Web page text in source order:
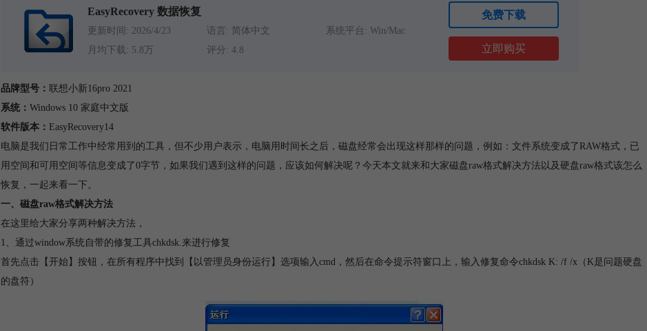
EasyRecovery 数据恢复
更新时间: 2026/4/23 语言: 简体中文
系统平台: Win/Mac
月均下载: 5.8万
评分: 4.8
免费下载
立即购买
品牌型号： 联想小新16pro 2021
系统： Windows 10 家庭中文版
软件版本： EasyRecovery14
电脑是我们日常工作中经常用到的工具，但不少用户表示，电脑用时间长之后，磁盘经常会出现这样那样的问题，例如：文件系统变成了RAW格式，已
用空间和可用空间等信息变成了0字节，如果我们遇到这样的问题，应该如何解决呢？今天本文就来和大家磁盘raw格式解决方法以及硬盘raw格式该怎么
恢复，一起来看一下。
一、磁盘raw格式解决方法
在这里给大家分享两种解决方法，
1、通过window系统自带的修复工具chkdsk.来进行修复
首先点击【开始】按钮，在所有程序中找到【以管理员身份运行】选项输入cmd，然后在命令提示符窗口上，输入修复命令chkdsk K: /f /x（K是问题硬盘
的盘符）